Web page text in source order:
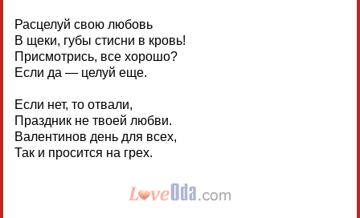
Расцелуй свою любовь
В щеки, губы стисни в кровь!
Присмотрись, все хорошо?
Если да — целуй еще.
Если нет, то отвали,
Праздник не твоей любви.
Валентинов день для всех,
Так и просится на грех.